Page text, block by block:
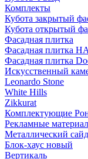
Комплекты
Кубота закрытый
Кубота открытый
Фасадная плитка
Фасадная плитка
Фасадная плитка
Искусственный
Leonardo Stone
White Hills
Zikkurat
Комплектующие
Рекламные
Металлический
Блок-хаус новый
Вертикаль